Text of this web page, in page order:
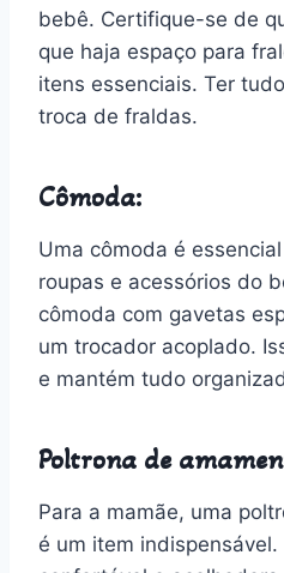
bebê. Certifique-se de
que haja espaço para
itens essenciais. Ter
troca de fraldas.
Cômoda:
Uma cômoda é
roupas e acessórios do
cômoda com gavetas
um trocador acoplado.
e mantém tudo
Poltrona de
Para a mamãe, uma
é um item